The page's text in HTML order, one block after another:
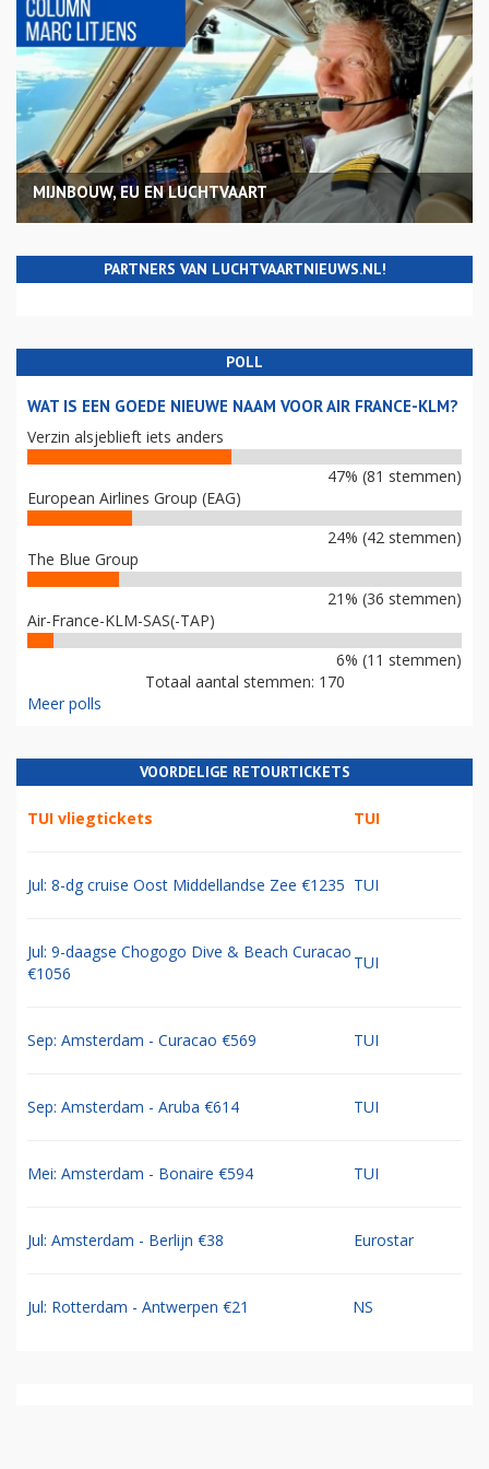
MIJNBOUW, EU EN LUCHTVAART
PARTNERS VAN LUCHTVAARTNIEUWS.NL!
POLL
WAT IS EEN GOEDE NIEUWE NAAM VOOR AIR FRANCE-KLM?
Verzin alsjeblieft iets anders
47% (81 stemmen)
European Airlines Group (EAG)
24% (42 stemmen)
The Blue Group
21% (36 stemmen)
Air-France-KLM-SAS(-TAP)
6% (11 stemmen)
Totaal aantal stemmen: 170
Meer polls
VOORDELIGE RETOURTICKETS
TUI vliegtickets TUI
Jul: 8-dg cruise Oost Middellandse Zee €1235 TUI
Jul: 9-daagse Chogogo Dive & Beach Curacao
€1056
TUI
Sep: Amsterdam - Curacao €569 TUI
Sep: Amsterdam - Aruba €614 TUI
Mei: Amsterdam - Bonaire €594 TUI
Jul: Amsterdam - Berlijn €38 Eurostar
Jul: Rotterdam - Antwerpen €21 NS